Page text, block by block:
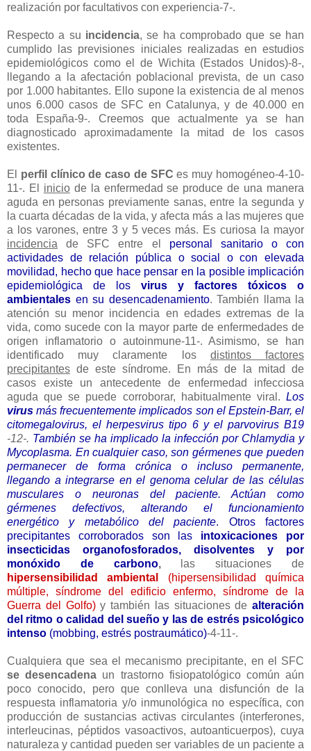
realización por facultativos con experiencia-7-.
Respecto a su incidencia, se ha comprobado que se han
cumplido las previsiones iniciales realizadas en estudios
epidemiológicos como el de Wichita (Estados Unidos)-8-,
llegando a la afectación poblacional prevista, de un caso
por 1.000 habitantes. Ello supone la existencia de al menos
unos 6.000 casos de SFC en Catalunya, y de 40.000 en
toda España-9-. Creemos que actualmente ya se han
diagnosticado aproximadamente la mitad de los casos
existentes.
El perfil clínico de caso de SFC es muy homogéneo-4-10-
11-. El iniciode la enfermedad se produce de una manera
aguda en personas previamente sanas, entre la segunda y
la cuarta décadas de la vida, y afecta más a las mujeres que
a los varones, entre 3 y 5 veces más. Es curiosa la mayor
incidencia de SFC entre el personal sanitario o con
actividades de relación pública o social o con elevada
movilidad, hecho que hace pensar en la posible implicación
epidemiológica de los virus y factores tóxicos o
ambientales en su desencadenamiento. También llama la
atención su menor incidencia en edades extremas de la
vida, como sucede con la mayor parte de enfermedades de
origen inflamatorio o autoinmune-11-. Asimismo, se han
identificado muy claramente los distintos factores
precipitantes de este síndrome. En más de la mitad de
casos existe un antecedente de enfermedad infecciosa
aguda que se puede corroborar, habitualmente viral. Los
virus más frecuentemente implicados son el Epstein-Barr, el
citomegalovirus, el herpesvirus tipo 6 y el parvovirus B19
-12-. También se ha implicado la infección por Chlamydia y
Mycoplasma. En cualquier caso, son gérmenes que pueden
permanecer de forma crónica o incluso permanente,
llegando a integrarse en el genoma celular de las células
musculares o neuronas del paciente. Actúan como
gérmenes defectivos, alterando el funcionamiento
energético y metabólico del paciente. Otros factores
precipitantes corroborados son las intoxicaciones por
insecticidas organofosforados, disolventes y por
monóxido de carbono,las situaciones de
hipersensibilidad ambiental
(hipersensibilidad química
múltiple, síndrome del edificio enfermo, síndrome de la
Guerra del Golfo)y también las situaciones de alteración
del ritmo o calidad del sueño y las de estrés psicológico
intenso (mobbing, estrés postraumático)-4-11-.
Cualquiera que sea el mecanismo precipitante, en el SFC
se desencadena un trastorno fisiopatológico común aún
poco conocido, pero que conlleva una disfunción de la
respuesta inflamatoria y/o inmunológica no específica, con
producción de sustancias activas circulantes (interferones,
interleucinas, péptidos vasoactivos, autoanticuerpos), cuya
naturaleza y cantidad pueden ser variables de un paciente a